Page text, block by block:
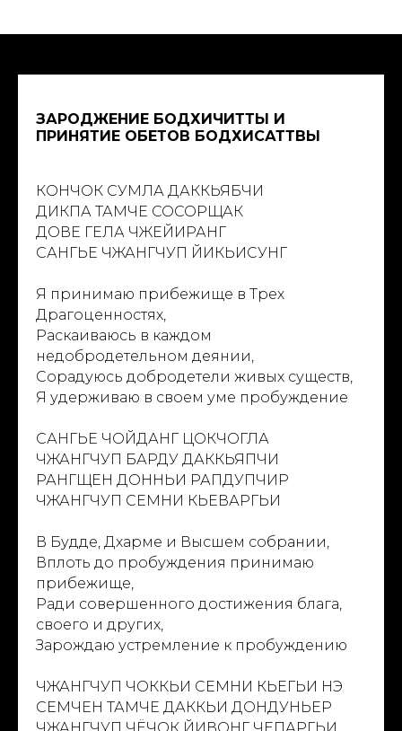
ЗАРОДЖЕНИЕ БОДХИЧИТТЫ И
ПРИНЯТИЕ ОБЕТОВ БОДХИСАТТВЫ
КОНЧОК СУМЛА ДАККЬЯБЧИ
ДИКПА ТАМЧЕ СОСОРЩАК
ДОВЕ ГЕЛА ЧЖЕЙИРАНГ
САНГЬЕ ЧЖАНГЧУП ЙИКЬИСУНГ
Я принимаю прибежище в Трех
Драгоценностях,
Раскаиваюсь в каждом
недобродетельном деянии,
Сорадуюсь добродетели живых существ,
Я удерживаю в своем уме пробуждение
САНГЬЕ ЧОЙДАНГ ЦОКЧОГЛА
ЧЖАНГЧУП БАРДУ ДАККЬЯПЧИ
РАНГЩЕН ДОННЬИ РАПДУПЧИР
ЧЖАНГЧУП СЕМНИ КЬЕВАРГЬИ
В Будде, Дхарме и Высшем собрании,
Вплоть до пробуждения принимаю
прибежище,
Ради совершенного достижения блага,
своего и других,
Зарождаю устремление к пробуждению
ЧЖАНГЧУП ЧОККЬИ СЕМНИ КЬЕГЬИ НЭ
СЕМЧЕН ТАМЧЕ ДАККЬИ ДОНДУНЬЕР